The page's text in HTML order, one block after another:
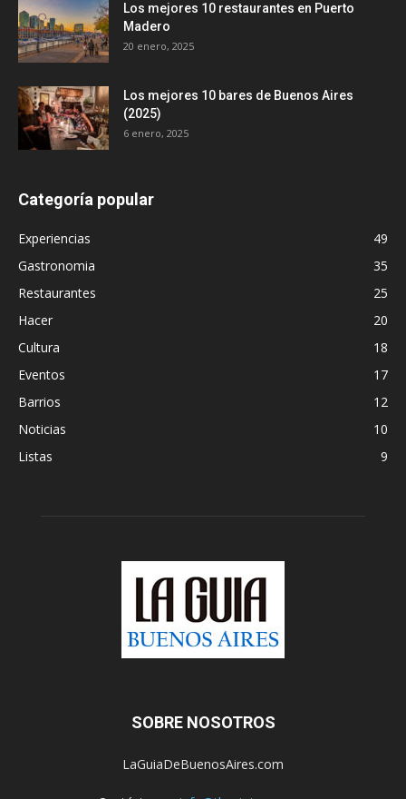
Los mejores 10 restaurantes en Puerto
Madero
20 enero, 2025
Los mejores 10 bares de Buenos Aires
(2025)
6 enero, 2025
Categoría popular
Experiencias
49
Gastronomia
35
Restaurantes
25
Hacer
20
Cultura
18
Eventos
17
Barrios
12
Noticias
10
Listas
9
SOBRE NOSOTROS
LaGuiaDeBuenosAires.com